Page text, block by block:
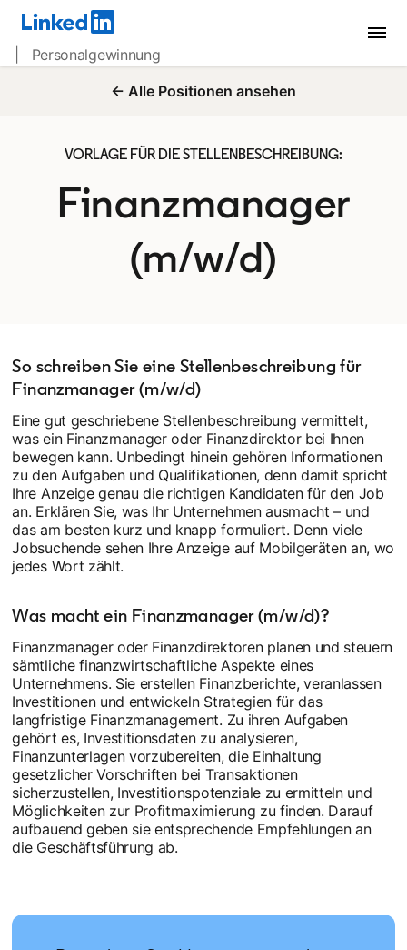
| Personalgewinnung
← Alle Positionen ansehen
VORLAGE FÜR DIE STELLENBESCHREIBUNG:
Finanzmanager
(m/w/d)
So schreiben Sie eine Stellenbeschreibung für
Finanzmanager (m/w/d)
Eine gut geschriebene Stellenbeschreibung vermittelt,
was ein Finanzmanager oder Finanzdirektor bei Ihnen
bewegen kann. Unbedingt hinein gehören Informationen
zu den Aufgaben und Qualifikationen, denn damit spricht
Ihre Anzeige genau die richtigen Kandidaten für den Job
an. Erklären Sie, was Ihr Unternehmen ausmacht – und
das am besten kurz und knapp formuliert. Denn viele
Jobsuchende sehen Ihre Anzeige auf Mobilgeräten an, wo
jedes Wort zählt.
Was macht ein Finanzmanager (m/w/d)?
Finanzmanager oder Finanzdirektoren planen und steuern
sämtliche finanzwirtschaftliche Aspekte eines
Unternehmens. Sie erstellen Finanzberichte, veranlassen
Investitionen und entwickeln Strategien für das
langfristige Finanzmanagement. Zu ihren Aufgaben
gehört es, Investitionsdaten zu analysieren,
Finanzunterlagen vorzubereiten, die Einhaltung
gesetzlicher Vorschriften bei Transaktionen
sicherzustellen, Investitionspotenziale zu ermitteln und
Möglichkeiten zur Profitmaximierung zu finden. Darauf
aufbauend geben sie entsprechende Empfehlungen an
die Geschäftsführung ab.